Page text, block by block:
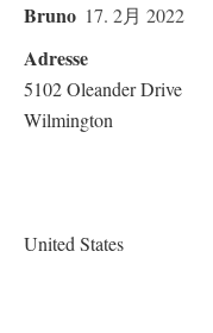
Bruno 17. 2月 2022
Adresse
5102 Oleander Drive
Wilmington
United States